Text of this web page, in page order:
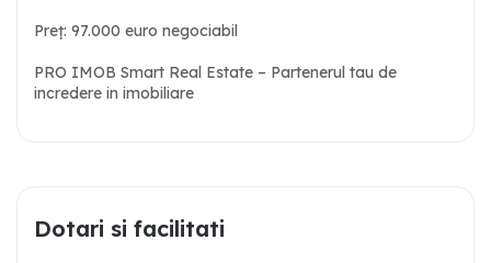
Preț: 97.000 euro negociabil
PRO IMOB Smart Real Estate – Partenerul tau de
incredere in imobiliare
Dotari si facilitati